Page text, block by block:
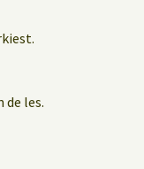
de les.